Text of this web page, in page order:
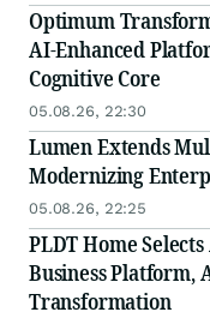
Optimum
AI-Enhanced
Cognitive Core
05.08.26, 22:30
Lumen Extends
Modernizing
05.08.26, 22:25
PLDT Home
Business Platform,
Transformation